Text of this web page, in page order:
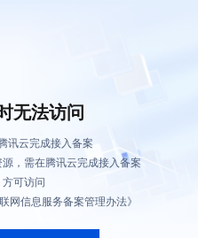
无法访问
讯云完成接入备案
，需在腾讯云完成接入备案
方可访问
网信息服务备案管理办法》